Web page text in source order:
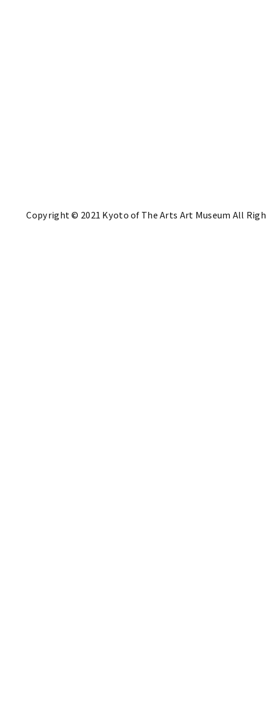
Copyright © 2021 Kyoto of The Arts Art Museum All